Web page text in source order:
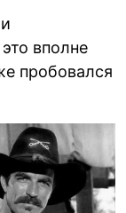
вполне
пробовался